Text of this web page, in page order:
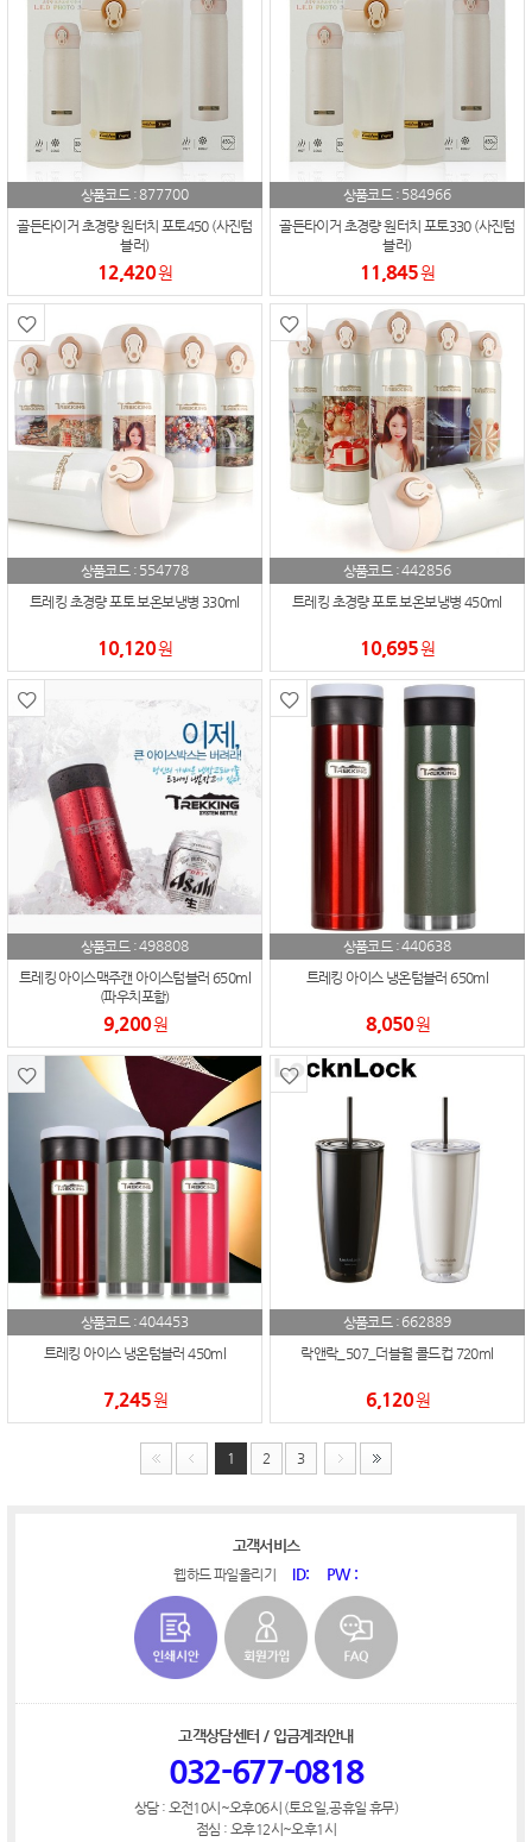
상품코드 :877700
골든타이거 초경량 원터치 포토450 (사진텀
블러)
12,420원
상품코드 : 584966
골든타이거 초경량 원터치 포토330 (사진텀
블러)
11,845원
상품코드 : 554778
트레킹 초경량 포토 보온보냉병 330ml
10,120원
상품코드 :442856
트레킹 초경량 포토 보온보냉병 450ml
10,695원
상품코드 :498808
트레킹 아이스맥주캔 아이스텀블러 650ml
(파우치포함)
9,200원
상품코드 :440638
트레킹 아이스 냉온텀블러 650ml
8,050원
상품코드 :404453
트레킹 아이스 냉온텀블러 450ml
7,245원
상품코드 : 662889
락앤락_507_더블월 콜드컵 720ml
6,120원
1 2 3
고객서비스
웹하드 파일올리기 ID: PW :
고객상담센터 / 입금계좌안내
032-677-0818
상담 : 오전10시~오후06시 (토요일,공휴일 휴무)
점심 : 오후12시~오후1시